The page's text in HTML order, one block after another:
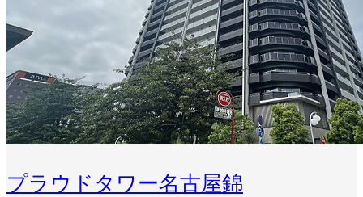
プラウドタワー名古屋錦